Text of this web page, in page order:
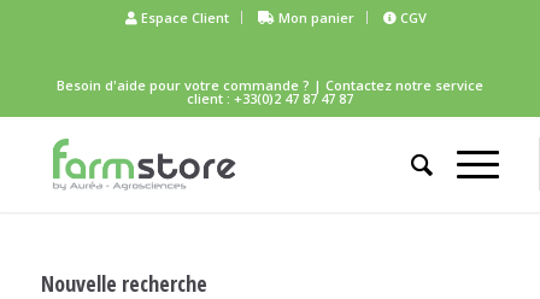
Espace Client Mon panier CGV
Besoin d'aide pour votre commande ? | Contactez notre service
client : +33(0)2 47 87 47 87
Nouvelle recherche